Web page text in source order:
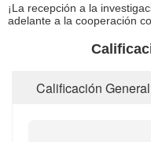
¡La recepción a la
adelante a la cooperación
Calificación General